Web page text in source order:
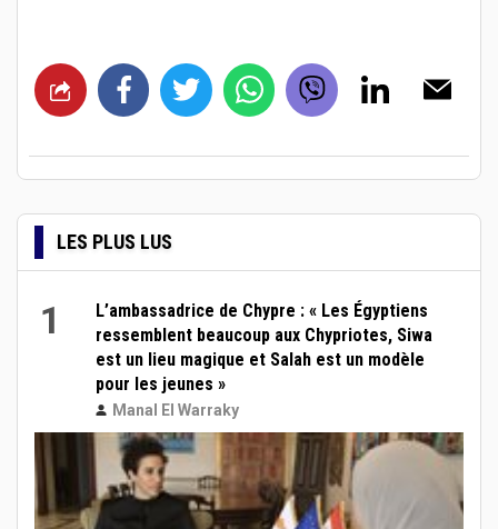
LES PLUS LUS
1
L’ambassadrice de Chypre : « Les Égyptiens
ressemblent beaucoup aux Chypriotes, Siwa
est un lieu magique et Salah est un modèle
pour les jeunes »
Manal El Warraky